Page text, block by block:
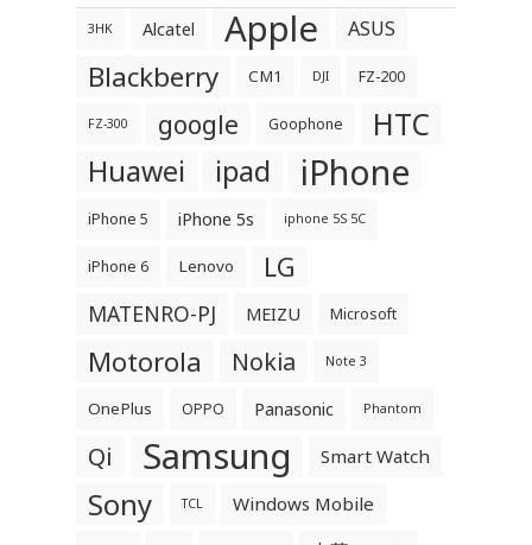
3HK Alcatel Apple ASUS
Blackberry CM1 DJI FZ-200
FZ-300 google Goophone HTC
Huawei ipad iPhone
iPhone 5 iPhone 5s iphone 5S 5C
iPhone 6 Lenovo LG
MATENRO-PJ MEIZU Microsoft
Motorola Nokia Note 3
OnePlus OPPO Panasonic Phantom
Qi Samsung Smart Watch
Sony TCL Windows Mobile